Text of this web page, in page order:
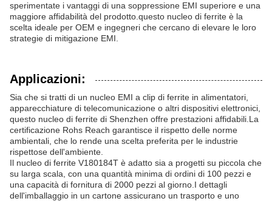
sperimentate i vantaggi di una soppressione EMI superiore e una
maggiore affidabilità del prodotto.questo nucleo di ferrite è la
scelta ideale per OEM e ingegneri che cercano di elevare le loro
strategie di mitigazione EMI.
Applicazioni:
Sia che si tratti di un nucleo EMI a clip di ferrite in alimentatori,
apparecchiature di telecomunicazione o altri dispositivi elettronici,
questo nucleo di ferrite di Shenzhen offre prestazioni affidabili.La
certificazione Rohs Reach garantisce il rispetto delle norme
ambientali, che lo rende una scelta preferita per le industrie
rispettose dell'ambiente.
Il nucleo di ferrite V180184T è adatto sia a progetti su piccola che
su larga scala, con una quantità minima di ordini di 100 pezzi e
una capacità di fornitura di 2000 pezzi al giorno.I dettagli
dell'imballaggio in un cartone assicurano un trasporto e uno